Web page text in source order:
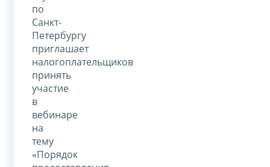
по
Санкт-
Петербургу
приглашает
налогоплательщиков
принять
участие
в
вебинаре
на
тему
«Порядок